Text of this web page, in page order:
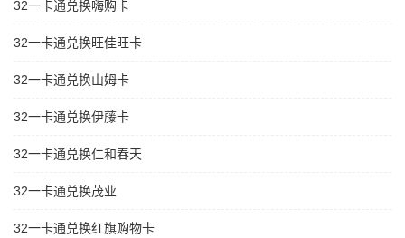
32一卡通兑换嗨购卡
32一卡通兑换旺佳旺卡
32一卡通兑换山姆卡
32一卡通兑换伊藤卡
32一卡通兑换仁和春天
32一卡通兑换茂业
32一卡通兑换红旗购物卡